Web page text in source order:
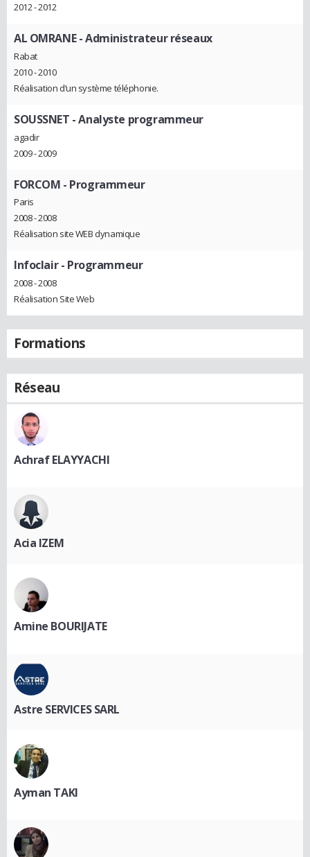
2012 - 2012
AL OMRANE- Administrateur réseaux
Rabat
2010 - 2010
Réalisation d’un système téléphonie.
SOUSSNET - Analyste programmeur
agadir
2009 - 2009
FORCOM - Programmeur
Paris
2008 - 2008
Réalisation site WEB dynamique
Infoclair- Programmeur
2008 - 2008
Réalisation Site Web
Formations
Réseau
Achraf ELAYYACHI
Acia IZEM
Amine BOURIJATE
Astre SERVICES SARL
Ayman TAKI